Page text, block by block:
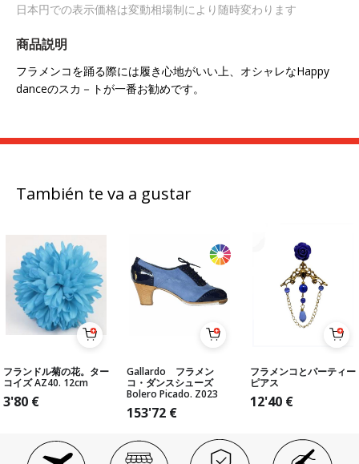
日本円での表示価格は変動相場制により随時変わります
商品説明
フラメンコを踊る際には履き心地がいい上、オシャレなHappy
danceのスカ－トが一番お勧めです。
También te va a gustar
フランドル菊の花。ター
コイズ AZ40. 12cm
3'80 €
Gallardo フラメン
コ・ダンスシューズ
Bolero Picado. Z023
153'72 €
フラメンコとパーティー
ピアス
12'40 €